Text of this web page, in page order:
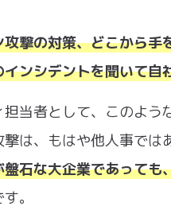
撃の対策、どこから
インシデントを聞いて
当者として、このよ
は、もはや他人事では
石な大企業であって
。